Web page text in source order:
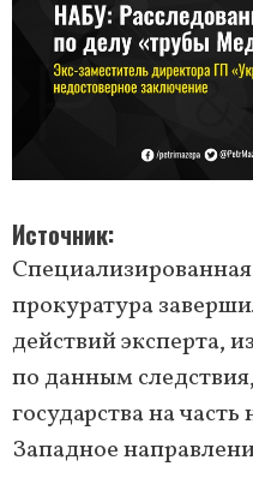
Источник
прокуратура
действий эксперта,
по данным
государства на
Западное